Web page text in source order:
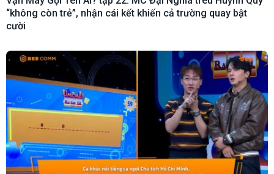
“không còn trẻ”, nhận cái kết khiến cả trường quay bật
cười